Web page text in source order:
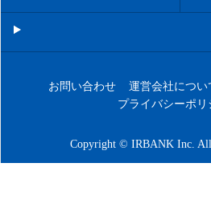
お問い合わせ 運営会社につい
プライバシーポリ
Copyright © IRBANK Inc. All